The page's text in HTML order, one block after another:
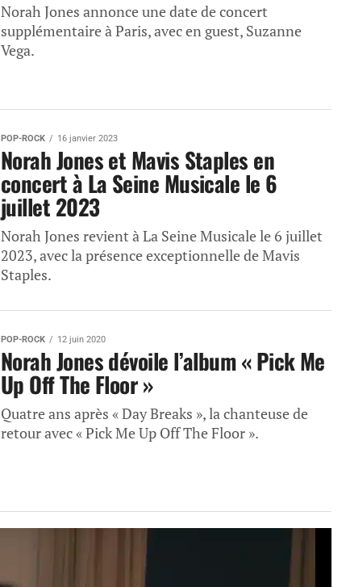
Norah Jones annonce une date de concert
supplémentaire à Paris, avec en guest, Suzanne
Vega.
POP-ROCK 16 janvier 2023
Norah Jones et Mavis Staples en
concert à La Seine Musicale le 6
juillet 2023
Norah Jones revient à La Seine Musicale le 6 juillet
2023, avec la présence exceptionnelle de Mavis
Staples.
POP-ROCK 12 juin 2020
Norah Jones dévoile l’album « Pick Me
Up Off The Floor »
Quatre ans après « Day Breaks », la chanteuse de
retour avec « Pick Me Up Off The Floor ».